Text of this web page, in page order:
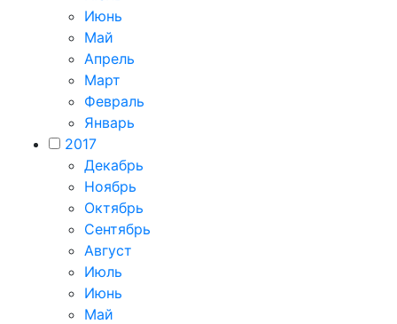
Июнь
Май
Апрель
Март
Февраль
Январь
2017
Декабрь
Ноябрь
Октябрь
Сентябрь
Август
Июль
Июнь
Май